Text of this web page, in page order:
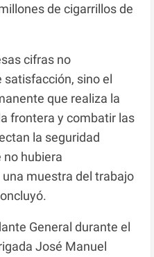
de cigarrillos de
cifras no
sino el
que realiza la
frontera y combatir las
la seguridad
no hubiera
muestra del trabajo
General durante el
José Manuel